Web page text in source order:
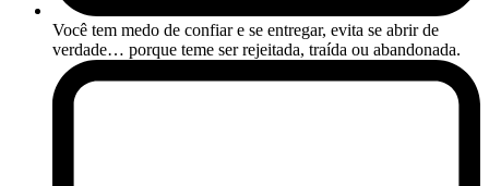
Você tem medo de confiar e se entregar, evita se abrir de
verdade… porque teme ser rejeitada, traída ou abandonada.